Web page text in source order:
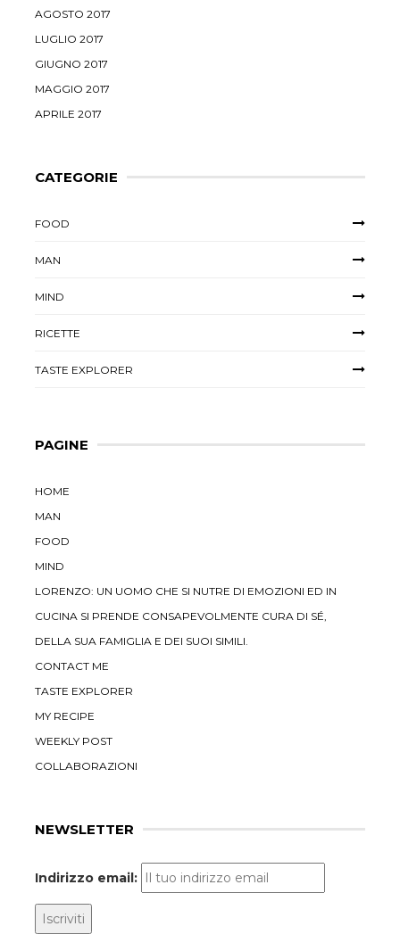
AGOSTO 2017
LUGLIO 2017
GIUGNO 2017
MAGGIO 2017
APRILE 2017
CATEGORIE
FOOD
MAN
MIND
RICETTE
TASTE EXPLORER
PAGINE
HOME
MAN
FOOD
MIND
LORENZO: UN UOMO CHE SI NUTRE DI EMOZIONI ED IN
CUCINA SI PRENDE CONSAPEVOLMENTE CURA DI SÉ,
DELLA SUA FAMIGLIA E DEI SUOI SIMILI.
CONTACT ME
TASTE EXPLORER
MY RECIPE
WEEKLY POST
COLLABORAZIONI
NEWSLETTER
Indirizzo email: